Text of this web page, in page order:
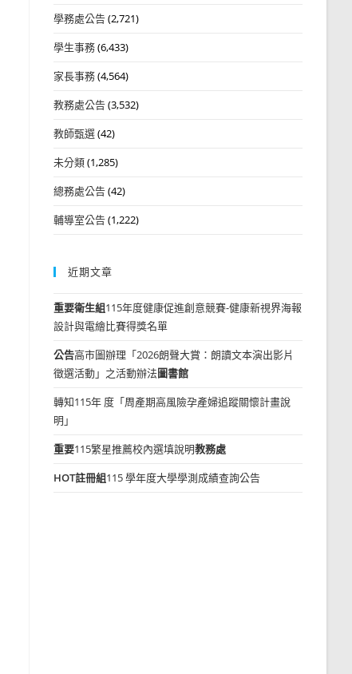
學務處公告(2,721)
學生事務(6,433)
家長事務(4,564)
教務處公告(3,532)
教師甄選(42)
未分類(1,285)
總務處公告(42)
輔導室公告(1,222)
近期文章
重要衛生組115年度健康促進創意競賽-健康新視界海報
設計與電繪比賽得獎名單
公告高市圖辦理「2026朗聲大賞：朗讀文本演出影片
徵選活動」之活動辦法圖書館
轉知115年 度「周產期高風險孕產婦追蹤關懷計畫說
明」
重要115繁星推薦校內選填說明教務處
HOT註冊組115 學年度大學學測成績查詢公告